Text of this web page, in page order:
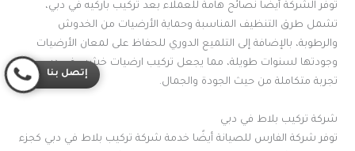
توفر الشركة أيضًا نصائح هامة للعملاء بعد تركيب باركيه في دبي،
تشمل طرق التنظيف المناسبة وحماية الأرضيات من الخدوش
والرطوبة، بالإضافة إلى التلميع الدوري للحفاظ على لمعان الأرضيات
وجودتها لسنوات طويلة، مما يجعل تركيب ارضيات خشب في دبي
تجربة متكاملة من حيث الجودة والجمال.
شركة تركيب بلاط في دبي
توفر شركة الفارس للصيانة أيضًا خدمة شركة تركيب بلاط في دبي كجزء
إتصل بنا